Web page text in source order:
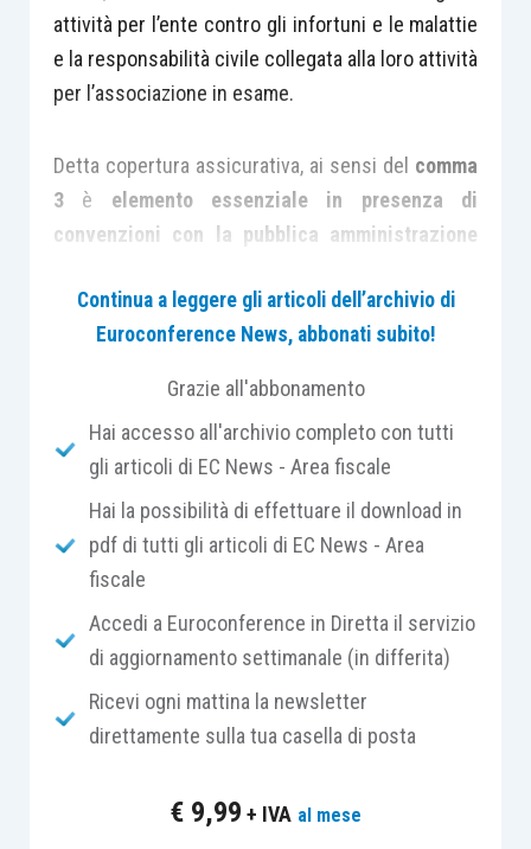
attività per l’ente contro gli infortuni e le malattie
e la responsabilità civile collegata alla loro attività
per l’associazione in esame.
Detta copertura assicurativa, ai sensi del comma
3 è elemento essenziale in presenza di
convenzioni con la pubblica amministrazione
comma 2prevedeva l’emanazione, “entro sei
decreto che individuasse
polizze anche numeriche e ne disciplinasse i
relativi controlli.
Finalmente nella G.U. n. 285 del 30.11.2021 è
stato pubblicato il
Ministero dello Sviluppo economico di concerto
col Ministero del Lavoro e delle Politiche Sociali
che attua detta previsione.
le associazioni sportive dilettantistiche che
Continua a leggere gli articoli dell’archivio di
Euroconference News, abbonati subito!
Grazie all'abbonamento
Hai accesso all'archivio completo con tutti
gli articoli di EC News - Area fiscale
Hai la possibilità di effettuare il download in
pdf di tutti gli articoli di EC News - Area
fiscale
Accedi a Euroconference in Diretta il servizio
di aggiornamento settimanale (in differita)
Ricevi ogni mattina la newsletter
direttamente sulla tua casella di posta
€ 9,99 + IVA al mese